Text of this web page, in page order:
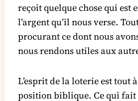
reçoit quelque chose qui est
l’argent qu’il nous verse.
procurant ce dont nous
nous rendons utiles aux
L’esprit de la loterie est tout
position biblique. Ce qui